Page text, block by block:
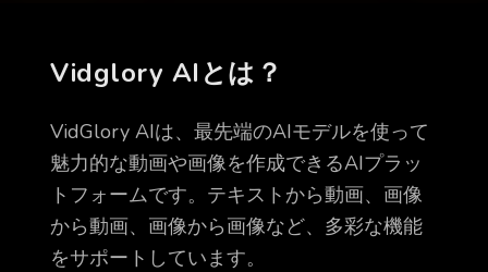
Vidglory AIとは？
VidGlory AIは、最先端のAIモデルを使って
魅力的な動画や画像を作成できるAIプラッ
トフォームです。テキストから動画、画像
から動画、画像から画像など、多彩な機能
をサポートしています。